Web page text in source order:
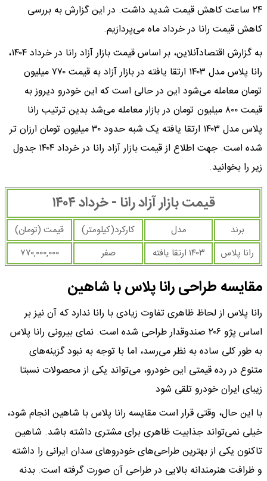
۲۴ ساعت کاهش قیمت شدید داشت. در این گزارش به بررسی
کاهش قیمت رانا در خرداد ماه می‌پردازیم.
به گزارش اقتصادآنلاین، بر اساس قیمت بازار آزاد رانا در خرداد ۱۴۰۴،
رانا پلاس مدل ۱۴۰۳ ارتقا یافته در بازار آزاد به قیمت ۷۷۰ میلیون
تومان معامله می‌شود این در حالی است که این خودرو دیروز به
قیمت ۸۰۰ میلیون تومان در بازار معامله می‌شد بدین ترتیب رانا
پلاس مدل ۱۴۰۳ ارتقا یافته یک شبه حدود ۳۰ میلیون تومان ارزان تر
شده است. جهت اطلاع از قیمت بازار آزاد رانا در خرداد ۱۴۰۴ جدول
زیر را بخوانید.
قیمت بازار آزاد رانا - خرداد ۱۴۰۴
برند مدل کارکرد(کیلومتر)
قیمت (تومان)
رانا پلاس
۱۴۰۳ ارتقا یافته صفر ۷۷۰,۰۰۰,۰۰۰
مقایسه طراحی رانا پلاس با شاهین
رانا پلاس از لحاظ ظاهری تفاوت زیادی با رانا ندارد که آن نیز بر
اساس پژو ۲۰۶ صندوقدار طراحی شده است. نمای بیرونی رانا پلاس
به طور کلی ساده به نظر می‌رسد، اما با توجه به نبود گزینه‌های
متنوع در رده قیمتی این خودرو، می‌تواند یکی از محصولات نسبتا
زیبای ایران خودرو تلقی شود
با این حال، وقتی قرار است مقایسه رانا پلاس با شاهین انجام شود،
خیلی نمی‌تواند جذابیت ظاهری برای مشتری داشته باشد. شاهین
تاکنون یکی از بهترین طراحی‌های خودروهای سدان ایرانی را داشته
و ظرافت هنرمندانه بالایی در طراحی آن صورت گرفته است. بدنه